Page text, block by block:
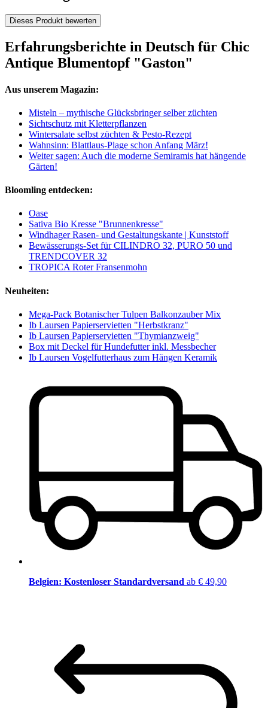
Dieses Produkt bewerten
Erfahrungsberichte in Deutsch für Chic
Antique Blumentopf "Gaston"
Aus unserem Magazin:
Misteln – mythische Glücksbringer selber züchten
Sichtschutz mit Kletterpflanzen
Wintersalate selbst züchten & Pesto-Rezept
Wahnsinn: Blattlaus-Plage schon Anfang März!
Weiter sagen: Auch die moderne Semiramis hat hängende
Gärten!
Bloomling entdecken:
Oase
Sativa Bio Kresse "Brunnenkresse"
Windhager Rasen- und Gestaltungskante | Kunststoff
Bewässerungs-Set für CILINDRO 32, PURO 50 und
TRENDCOVER 32
TROPICA Roter Fransenmohn
Neuheiten:
Mega-Pack Botanischer Tulpen Balkonzauber Mix
Ib Laursen Papierservietten "Herbstkranz"
Ib Laursen Papierservietten "Thymianzweig"
Box mit Deckel für Hundefutter inkl. Messbecher
Ib Laursen Vogelfutterhaus zum Hängen Keramik
Belgien: Kostenloser Standardversand ab € 49,90